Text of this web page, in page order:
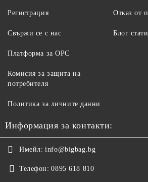
Регистрация
Свържи се с нас
Отказ от
Блог
Платформа за ОРС
Комисия за защита на
потребителя
Политика за личните данни
Информация за контакти:
Имейл: info@bigbag.bg
Телефон: 0895 618 810